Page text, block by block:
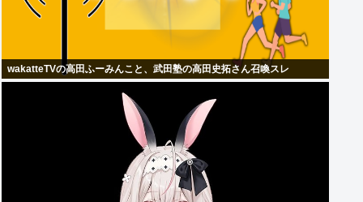
wakatteTVの高田ふーみんこと、武田塾の高田史拓さん召喚スレ